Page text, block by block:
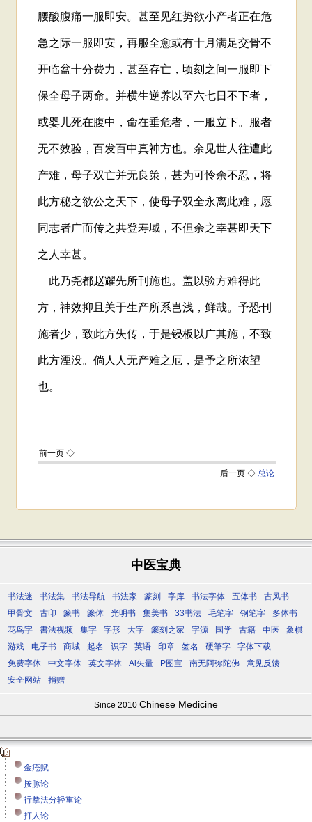
中医宝典
书法迷 书法集 书法导航 书法家 篆刻 字库 书法字体 五体书
古风书
甲骨文
古印 篆书 篆体 光明书 集美书 33书法 毛笔字 钢笔字
多体书
花鸟字
書法视频 集字 字形 大字 篆刻之家 字源 国学 古籍 中医
象棋
游戏
电子书 商城 起名 识字 英语 印章 签名 硬筆字
字体下载
免费字体
中文字体 英文字体 Ai矢量 P图宝 南无阿弥陀佛
意见反馈
安全网站
捐赠
Since 2010 Chinese Medicine
金疮赋
按脉论
行拳法分轻重论
打人论